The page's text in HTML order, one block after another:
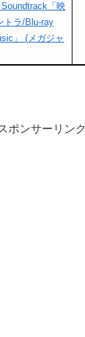
「映
トラ/Blu-ray
」 (メガジャ
ポンサーリンク